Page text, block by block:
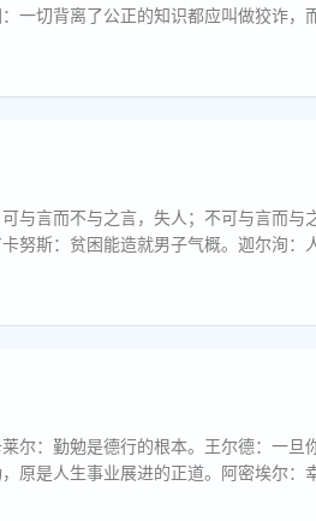
一切背离了公正的知识都应叫做狡诈，
与言而不与之言，失人；不可与言而与
努斯：贫困能造就男子气概。迦尔洵：
尔：勤勉是德行的根本。王尔德：一旦
原是人生事业展进的正道。阿密埃尔：